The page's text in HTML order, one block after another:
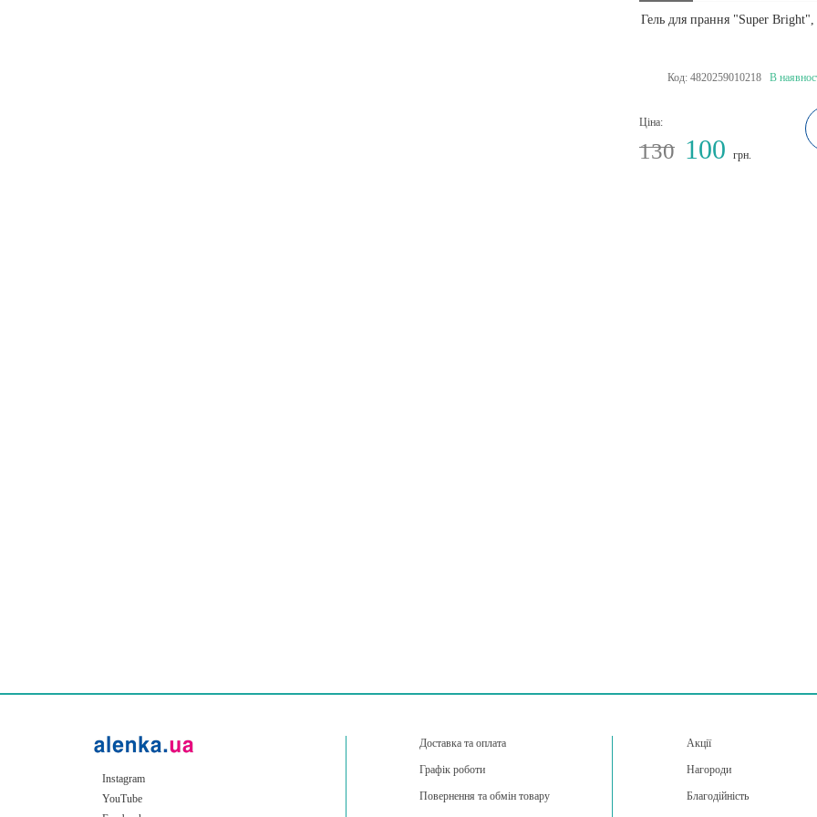
Гель для прання "Super Bright",
Код: 4820259010218 В
Ціна:
130 100грн.
Instagram
YouTube
Доставка та оплата
Графік роботи
Повернення та обмін товару
Акції
Нагороди
Благодійність